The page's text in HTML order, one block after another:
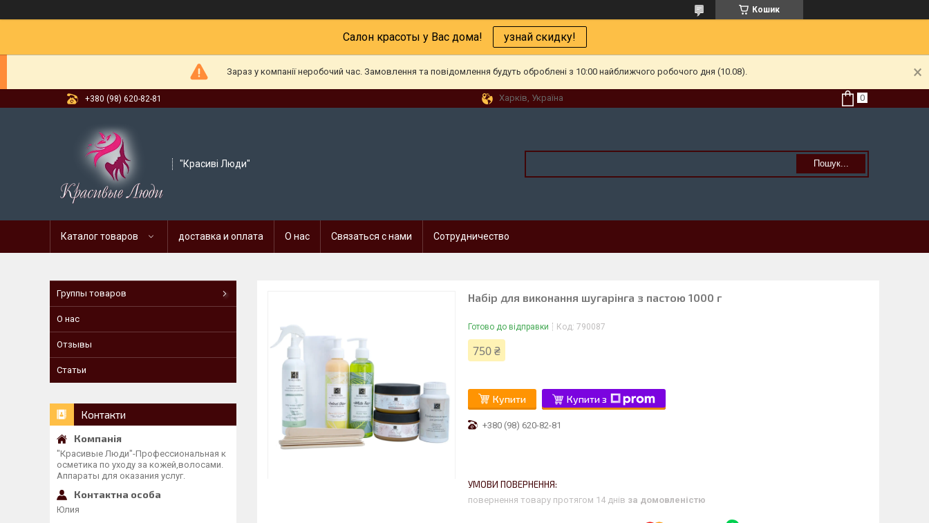
Кошик
Салон красоты у Вас дома! узнай скидку!
Зараз у компанії неробочий час. Замовлення та повідомлення будуть оброблені з 10:00 найближчого робочого дня (10.08).
+380 (98) 620-82-81 Харків, Україна
"Красиві Люди" Пошук...
Каталог товаров доставка и оплата О нас Связаться с нами Сотрудничество
Набір для виконання шугарінга з пастою 1000 г
Готово до відправки Код: 790087
750 ₴
Купити Купити з
+380 (98) 620-82-81
повернення товару протягом 14 днів за домовленістю
Группы товаров
О нас
Отзывы
Статьи
Контакти
"Красивые Люди"-Профессиональная к
осметика по уходу за кожей,волосами.
Аппараты для оказания услуг.
Юлия